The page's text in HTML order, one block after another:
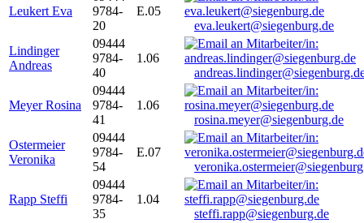
Leukert Eva
9784-
20
E.05
eva.leukert@siegenburg.de
Lindinger
Andreas
09444
9784-
40
1.06
Meyer Rosina
09444
9784-
41
1.06
rosina.meyer@siegenburg.de
Ostermeier
Veronika
09444
9784-
54
E.07
Rapp Steffi
09444
9784-
35
1.04
steffi.rapp@siegenburg.de